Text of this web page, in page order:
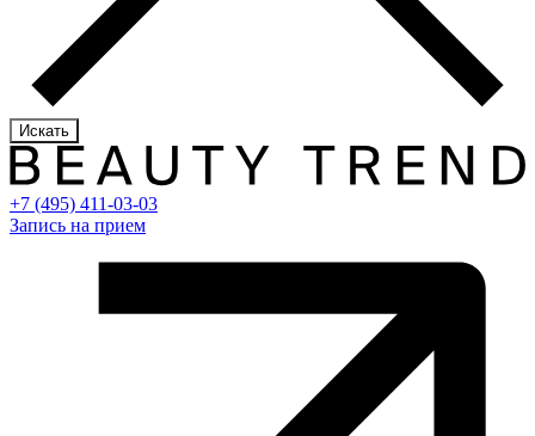
Искать
+7 (495) 411-03-03
Запись на прием